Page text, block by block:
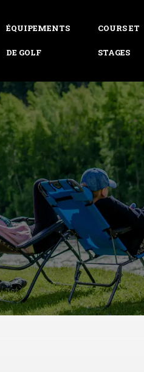
ÉQUIPEMENTS
DE GOLF
COURS ET
STAGES